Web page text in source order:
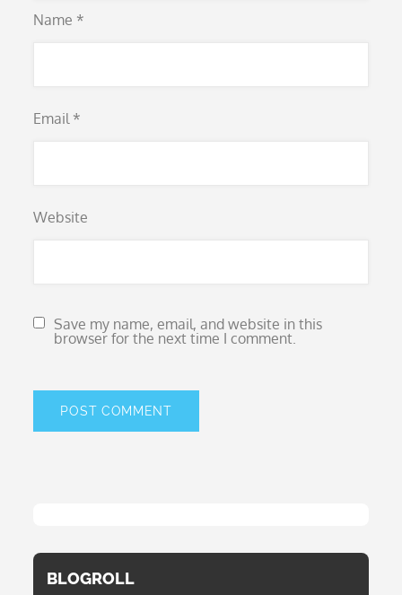
Name *
Email *
Website
Save my name, email, and website in this
browser for the next time I comment.
BLOGROLL